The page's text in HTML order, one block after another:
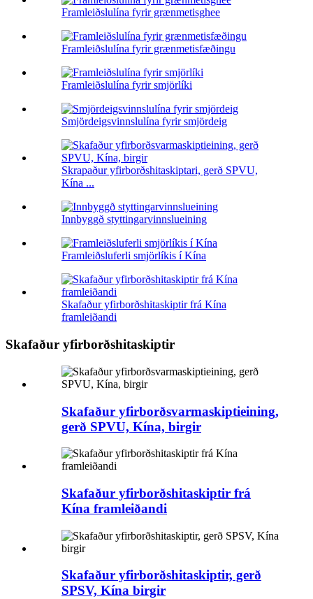
Framleiðslulína fyrir grænmetisghee
Framleiðslulína fyrir grænmetisfæðingu
Framleiðslulína fyrir smjörlíki
Smjördeigsvinnslulína fyrir smjördeig
Skrapaður yfirborðshitaskiptari, gerð SPVU,
Kína ...
Innbyggð styttingarvinnslueining
Framleiðsluferli smjörlíkis í Kína
Skafaður yfirborðshitaskiptir frá Kína
framleiðandi
Skafaður yfirborðshitaskiptir
Skafaður yfirborðsvarmaskiptieining,
gerð SPVU, Kína, birgir
Skafaður yfirborðshitaskiptir frá
Kína framleiðandi
Skafaður yfirborðshitaskiptir, gerð
SPSV, Kína birgir